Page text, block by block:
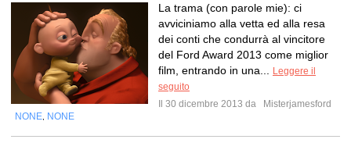
La trama (con parole mie): ci
avviciniamo alla vetta ed alla resa
dei conti che condurrà al vincitore
del Ford Award 2013 come miglior
film, entrando in una...
Leggere il
seguito
Il 30 dicembre 2013 da
Misterjamesford
NONE NONE